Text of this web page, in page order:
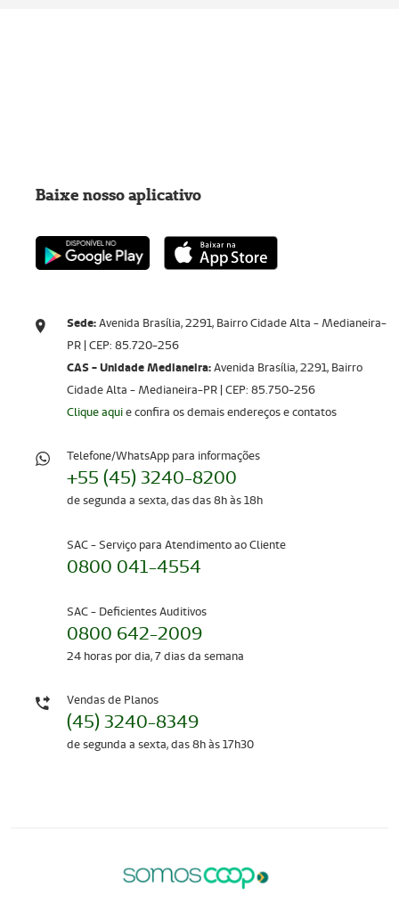
Sede:Avenida Brasília, 2291, Bairro Cidade Alta - Medianeira-
PR | CEP: 85.720-256​​​​​​​
CAS - Unidade Medianeira:Avenida Brasília, 2291, Bairro
Cidade Alta - Medianeira-PR | CEP: 85.750-256
Clique aquie confira os demais endereços e contatos
Telefone/WhatsApp para informações
+55 (45) 3240-8200
de segunda a sexta, das das 8h às 18h
SAC - Serviço para Atendimento ao Cliente
0800 041-4554
SAC - Deficientes Auditivos
0800 642-2009
24 horas por dia, 7 dias da semana
Vendas de Planos
(45) 3240-8349
de segunda a sexta, das 8h às 17h30
Baixe nosso aplicativo